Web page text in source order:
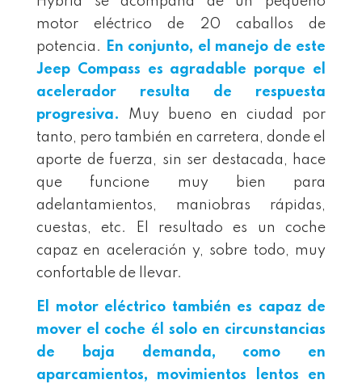
motor eléctrico de 20 caballos de
potencia.
En conjunto, el manejo de este
Jeep Compass es agradable porque el
acelerador resulta de respuesta
progresiva.
Muy bueno en ciudad por
tanto, pero también en carretera, donde el
aporte de fuerza, sin ser destacada, hace
que funcione muy bien para
adelantamientos, maniobras rápidas,
cuestas, etc. El resultado es un coche
capaz en aceleración y, sobre todo, muy
confortable de llevar.
El motor eléctrico también es capaz de
mover el coche él solo en circunstancias
de baja demanda, como en
aparcamientos, movimientos lentos en